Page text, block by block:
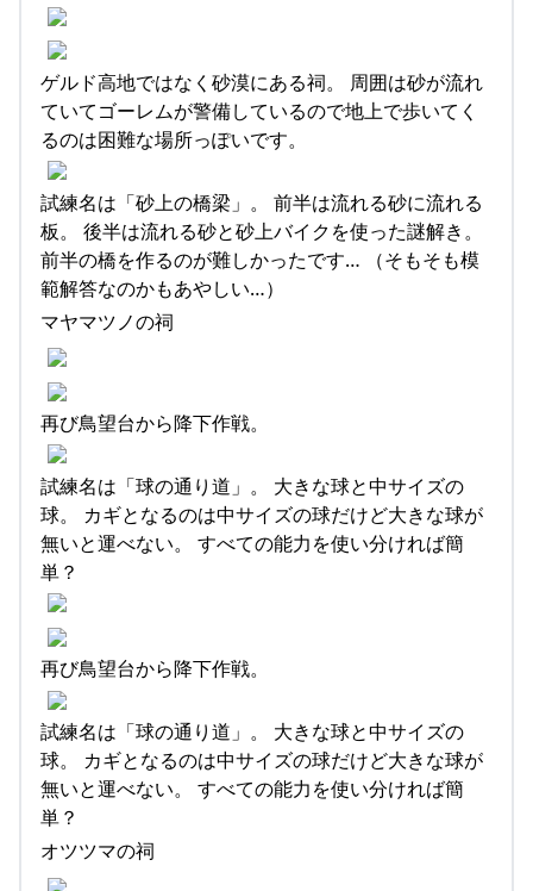
ゲルド高地ではなく砂漠にある祠。 周囲は砂が流れ
ていてゴーレムが警備しているので地上で歩いてく
るのは困難な場所っぽいです。
試練名は「砂上の橋梁」。 前半は流れる砂に流れる
板。 後半は流れる砂と砂上バイクを使った謎解き。
前半の橋を作るのが難しかったです… （そもそも模
範解答なのかもあやしい…）
マヤマツノの祠
再び鳥望台から降下作戦。
試練名は「球の通り道」。 大きな球と中サイズの
球。 カギとなるのは中サイズの球だけど大きな球が
無いと運べない。 すべての能力を使い分ければ簡
単？
再び鳥望台から降下作戦。
試練名は「球の通り道」。 大きな球と中サイズの
球。 カギとなるのは中サイズの球だけど大きな球が
無いと運べない。 すべての能力を使い分ければ簡
単？
オツツマの祠